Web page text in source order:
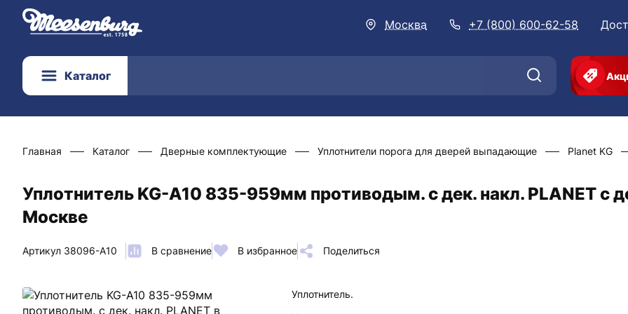
Москва +7 (800) 600-62-58
Каталог
Главная Каталог Дверные комплектующие Уплотнители порога для дверей выпадающие Planet KG
Уплотнитель KG-A10 835-959мм противодым. с дек. накл. PLANET с
Москве
Артикул 38096-A10 В сравнение В избранное Поделиться
Уплотнитель.